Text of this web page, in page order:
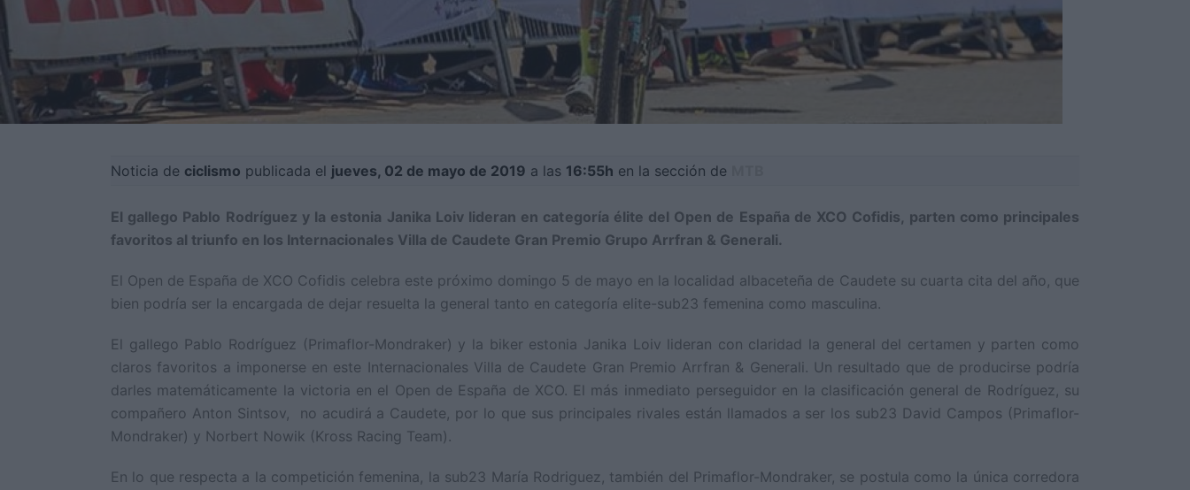
Noticia de ciclismo publicada el jueves, 02 de mayo de 2019 a las 16:55h en la sección de
El gallego Pablo Rodríguez y la estonia Janika Loiv lideran en categoría élite del Open de España de XCO Cofidis, parten como principales
favoritos al triunfo en los Internacionales Villa de Caudete Gran Premio Grupo Arrfran & Generali.
El Open de España de XCO Cofidis celebra este próximo domingo 5 de mayo en la localidad albaceteña de Caudete su cuarta cita del año, que
bien podría ser la encargada de dejar resuelta la general tanto en categoría elite-sub23 femenina como masculina.
El gallego Pablo Rodríguez (Primaflor-Mondraker) y la biker estonia Janika Loiv lideran con claridad la general del certamen y parten como
claros favoritos a imponerse en este Internacionales Villa de Caudete Gran Premio Arrfran & Generali. Un resultado que de producirse podría
darles matemáticamente la victoria en el Open de España de XCO. El más inmediato perseguidor en la clasificación general de Rodríguez, su
compañero Anton Sintsov, no acudirá a Caudete, por lo que sus principales rivales están llamados a ser los sub23 David Campos (Primaflor-
Mondraker) y Norbert Nowik (Kross Racing Team).
En lo que respecta a la competición femenina, la sub23 María Rodriguez, también del Primaflor-Mondraker, se postula como la única corredora